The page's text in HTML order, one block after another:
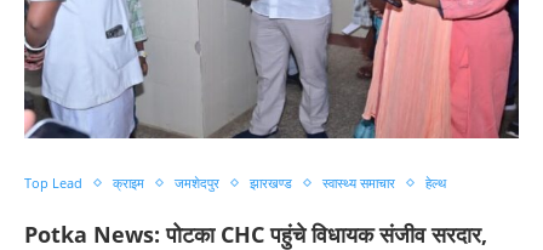
Top Lead क्राइम जमशेदपुर झारखण्ड स्वास्थ्य समाचार हेल्थ
Potka News: पोटका CHC पहुंचे विधायक संजीव सरदार,